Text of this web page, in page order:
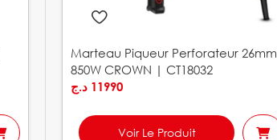
Marteau Piqueur Perforateur 26mm
850W CROWN | CT18032
11990 د.ج
Voir Le Produit